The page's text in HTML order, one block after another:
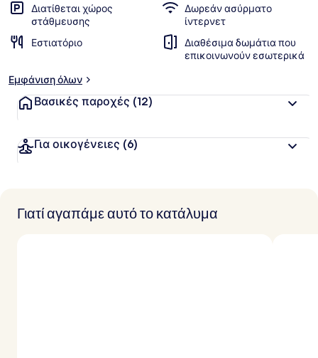
Διατίθεται χώρος
στάθμευσης
Δωρεάν ασύρματο
ίντερνετ
Εστιατόριο
Διαθέσιμα δωμάτια που
επικοινωνούν εσωτερικά
Εμφάνιση όλων
Βασικές παροχές (12)
Για οικογένειες (6)
Γιατί αγαπάμε αυτό το κατάλυμα